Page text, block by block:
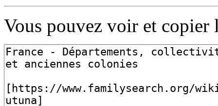
Vous pouvez voir et copier